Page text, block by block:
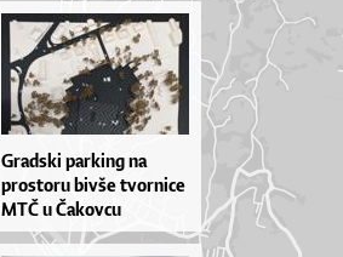
Grad­ski par­ki­ng na
pros­to­ru biv­še tvor­ni­ce
MTČ u Ča­kov­cu